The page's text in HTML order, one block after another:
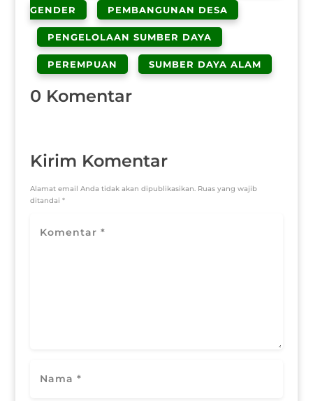
GENDER PEMBANGUNAN DESA
PENGELOLAAN SUMBER DAYA
PEREMPUAN SUMBER DAYA ALAM
0 Komentar
Kirim Komentar
Alamat email Anda tidak akan dipublikasikan. Ruas yang wajib
ditandai *